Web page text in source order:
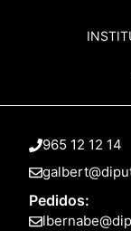
965 12 12 14
Pedidos: